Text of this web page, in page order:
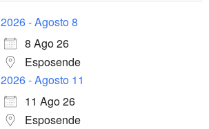
2026 - Agosto 8
8 Ago 26
Esposende
2026 - Agosto 11
11 Ago 26
Esposende